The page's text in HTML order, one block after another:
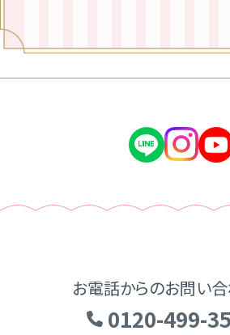
お電話からのお問い
0120-499-